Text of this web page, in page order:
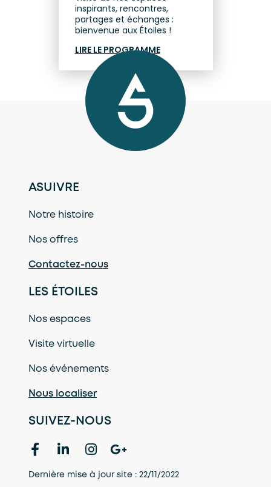
inspirants, rencontres,
partages et échanges :
bienvenue aux Étoiles !
LIRE LE PROGRAMME
ASUIVRE
Notre histoire
Nos offres
Contactez-nous
LES ÉTOILES
Nos espaces
Visite virtuelle
Nos événements
Nous localiser
SUIVEZ-NOUS
Dernière mise à jour site : 22/11/2022